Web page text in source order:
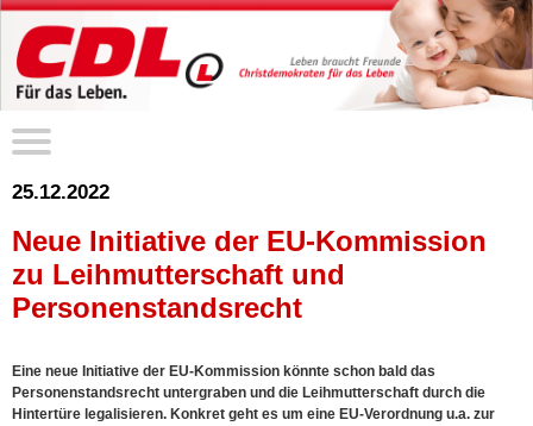
25.12.2022
Neue Initiative der EU-Kommission
zu Leihmutterschaft und
Personenstandsrecht
Eine neue Initiative der EU-Kommission könnte schon bald das
Personenstandsrecht untergraben und die Leihmutterschaft durch die
Hintertüre legalisieren. Konkret geht es um eine EU-Verordnung u.a. zur